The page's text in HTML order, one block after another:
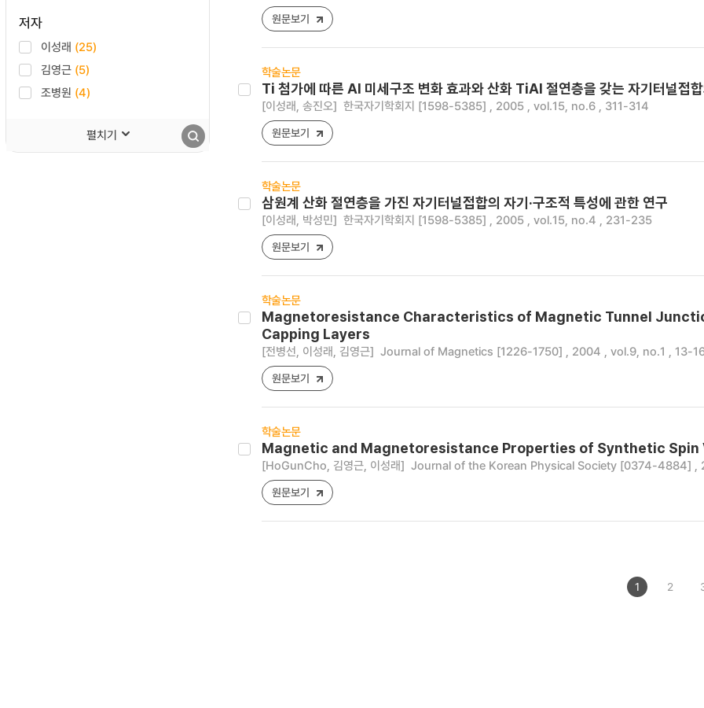
저자
이성래 (25)
김영근 (5)
조병원 (4)
펼치기
원문보기
학술논문
Ti 첨가에 따른 Al 미세구조 변화 효과와 산화 TiAl 절연층을 갖는 자기터널접
[이성래, 송진오] 한국자기학회지 [1598-5385] , 2005 , vol.15, no.6 , 311-314
원문보기
학술논문
삼원계 산화 절연층을 가진 자기터널접합의 자기·구조적 특성에 관한 연구
[이성래, 박성민] 한국자기학회지 [1598-5385] , 2005 , vol.15, no.4 , 231-235
원문보기
학술논문
Magnetoresistance Characteristics of Magnetic Tunnel
Capping Layers
[전병선, 이성래, 김영근] Journal of Magnetics [1226-1750] , 2004 , vol.9, no.1 , 13-
원문보기
학술논문
Magnetic and Magnetoresistance Properties of Synthetic
[HoGunCho, 김영근, 이성래] Journal of the Korean Physical Society [0374-4884] ,
원문보기
1 2